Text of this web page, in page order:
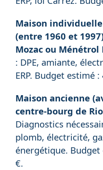
Maison
(entre 1960 et
Mozac ou Ménétrol
: DPE, amiante,
ERP. Budget estimé
Maison ancienne
centre-bourg de
Diagnostics
plomb, électricité,
énergétique.
€.